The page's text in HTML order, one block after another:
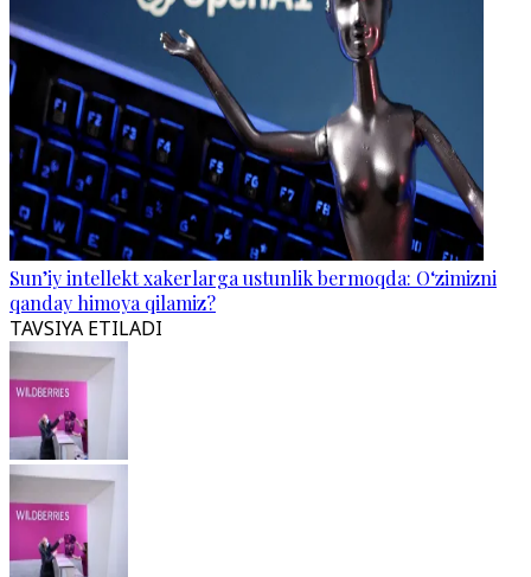
Sun’iy intellekt xakerlarga ustunlik bermoqda: O‘zimizni
qanday himoya qilamiz?
TAVSIYA ETILADI